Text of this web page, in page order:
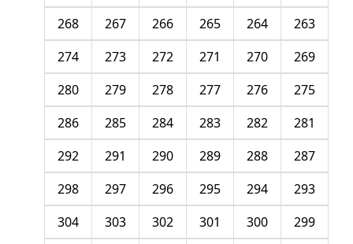
263
264
265
266
267
268
269
270
271
272
273
274
275
276
277
278
279
280
281
282
283
284
285
286
287
288
289
290
291
292
293
294
295
296
297
298
299
300
301
302
303
304